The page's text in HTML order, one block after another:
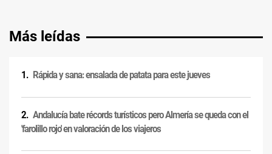
Más leídas
Rápida y sana: ensalada de patata para este jueves
Andalucía bate récords turísticos pero Almería se queda con el
'farolillo rojo' en valoración de los viajeros